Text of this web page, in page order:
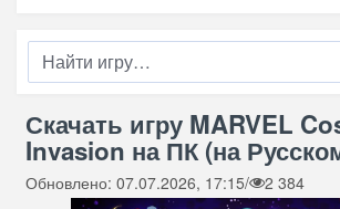
Скачать игру MARVEL
Invasion на ПК (на
Обновлено: 07.07.2026, 17:15/ 2 384